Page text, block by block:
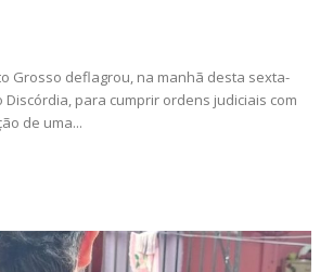
Grosso deflagrou, na manhã desta sexta-
Discórdia, para cumprir ordens judiciais com
de uma...